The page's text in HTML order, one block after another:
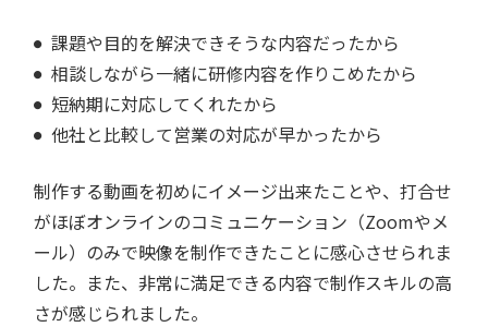
課題や目的を解決できそうな内容だったから
相談しながら一緒に研修内容を作りこめたから
短納期に対応してくれたから
他社と比較して営業の対応が早かったから
制作する動画を初めにイメージ出来たことや、打合せ
がほぼオンラインのコミュニケーション（Zoomやメ
ール）のみで映像を制作できたことに感心させられま
した。また、非常に満足できる内容で制作スキルの高
さが感じられました。